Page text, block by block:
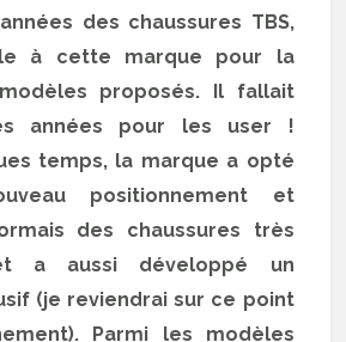
des chaussures TBS,
à cette marque pour la
proposés. Il fallait
années pour les user !
temps, la marque a opté
positionnement et
des chaussures très
a aussi développé un
(je reviendrai sur ce point
Parmi les modèles